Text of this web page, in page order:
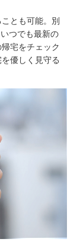
とも可能。別
つでも最新の
宅をチェック
優しく見守る